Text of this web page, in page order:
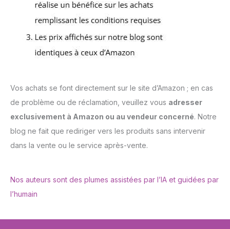
Vos achats se font directement sur le site d’Amazon ; en cas
de problème ou de réclamation, veuillez vous adresser
exclusivement à Amazon ou au vendeur concerné. Notre
blog ne fait que rediriger vers les produits sans intervenir
dans la vente ou le service après-vente.
Nos auteurs sont des plumes assistées par l’IA et guidées par
l’humain